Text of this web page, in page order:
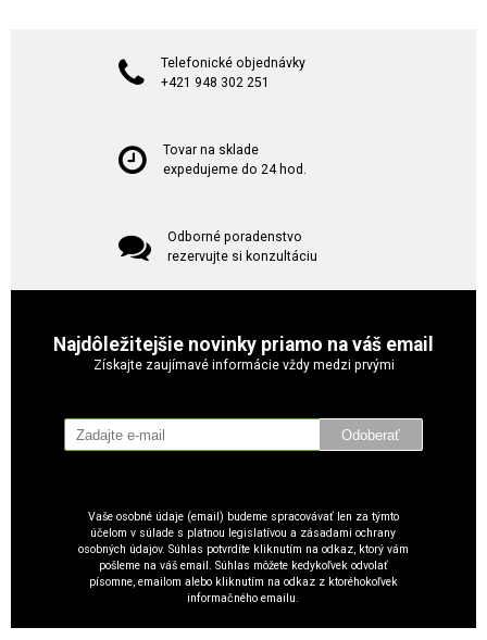
Telefonické objednávky
+421 948 302 251
Tovar na sklade
expedujeme do 24 hod.
Odborné poradenstvo
rezervujte si konzultáciu
Najdôležitejšie novinky priamo na váš email
Získajte zaujímavé informácie vždy medzi prvými
Odoberať
Vaše osobné údaje (email) budeme spracovávať len za týmto
účelom v súlade s platnou legislatívou a zásadami ochrany
osobných údajov. Súhlas potvrdíte kliknutím na odkaz, ktorý vám
pošleme na váš email. Súhlas môžete kedykoľvek odvolať
písomne, emailom alebo kliknutím na odkaz z ktoréhokoľvek
informačného emailu.